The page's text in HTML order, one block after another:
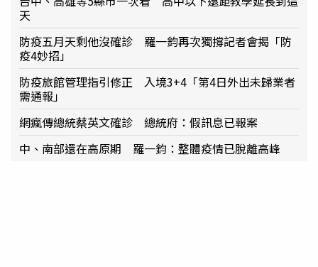
天
防疫五月天剩他沒確診 羅一鈞再次獨撐記者會揭「防
疫4妙招」
防疫旅館管理指引修正 入境3+4「第4日外出未歸業者
需通報」
網瘋傳總統蔡英文確診 總統府：假訊息已報案
中、南部還在高原期 羅一鈞：整體疫情已脫離高峰